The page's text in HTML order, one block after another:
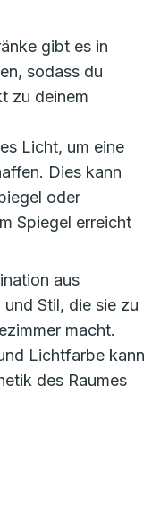
gibt es in
sodass du
zu deinem
Licht, um eine
Dies kann
oder
Spiegel erreicht
aus
Stil, die sie zu
macht.
Lichtfarbe kann
des Raumes